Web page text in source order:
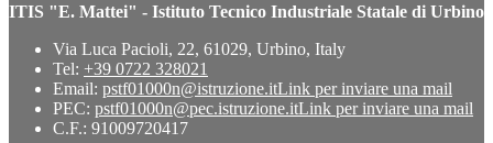
ITIS "E. Mattei" - Istituto Tecnico Industriale Statale di Urbino
Via Luca Pacioli, 22, 61029, Urbino, Italy
Tel: +39 0722 328021
Email: pstf01000n@istruzione.itLink per inviare una mail
PEC: pstf01000n@pec.istruzione.itLink per inviare una mail
C.F.: 91009720417